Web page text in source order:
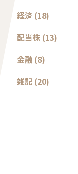
経済 (18)
配当株 (13)
金融 (8)
雑記 (20)